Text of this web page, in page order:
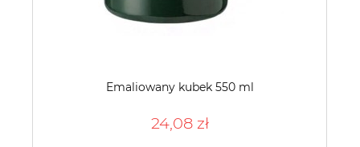
Emaliowany kubek 550 ml
24,08 zł